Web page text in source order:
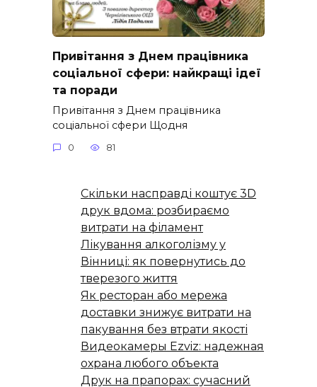
Привітання з Днем працівника
соціальної сфери: найкращі ідеї
та поради
Привітання з Днем працівника
соціальної сфери Щодня
0 81
Скільки насправді коштує 3D
друк вдома: розбираємо
витрати на філамент
Лікування алкоголізму у
Вінниці: як повернутись до
тверезого життя
Як ресторан або мережа
доставки знижує витрати на
пакування без втрати якості
Видеокамеры Ezviz: надежная
охрана любого объекта
Друк на прапорах: сучасний